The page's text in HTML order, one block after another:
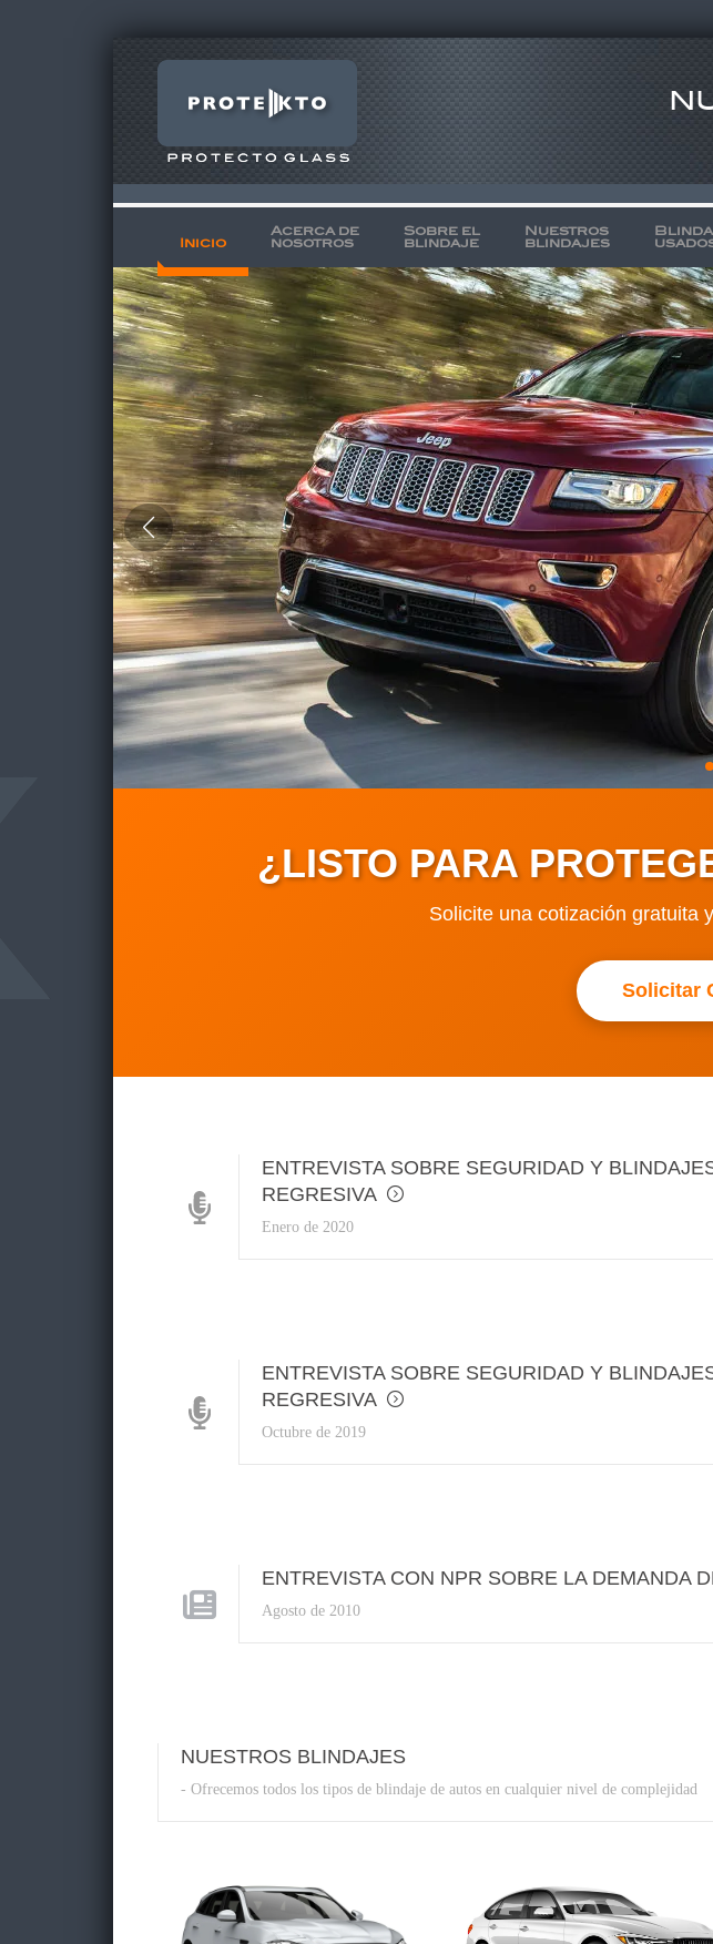
Inicio
Acerca de
nosotros
Sobre el
blindaje
Nuestros
blindajes
+
+
+
¿LISTO PARA
Solicite una cotización gratuita
Solicitar
ENTREVISTA SOBRE SEGURIDAD Y
REGRESIVA
Enero de 2020
ENTREVISTA SOBRE SEGURIDAD Y
REGRESIVA
Octubre de 2019
ENTREVISTA CON NPR SOBRE LA DEMANDA
Agosto de 2010
NUESTROS BLINDAJES
- Ofrecemos todos los tipos de blindaje de autos en cualquier nivel de complejidad